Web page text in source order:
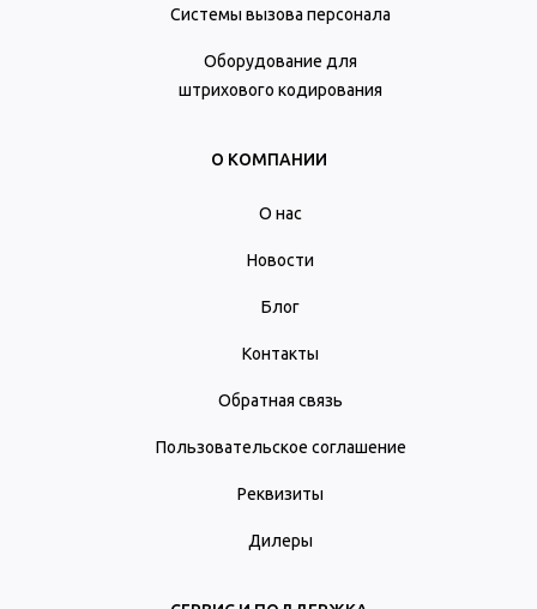
Системы вызова персонала
Оборудование для
штрихового кодирования
О КОМПАНИИ
О нас
Новости
Блог
Контакты
Обратная связь
Пользовательское соглашение
Реквизиты
Дилеры